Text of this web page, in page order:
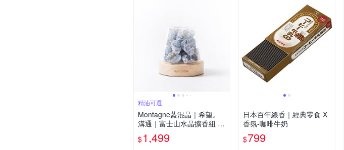
精油可選
Montagne藍混晶｜希望。
溝通｜富士山水晶擴香組 精
油可選
$1,499
日本百年線香｜經典零食 X
香氛-咖啡牛奶
$799